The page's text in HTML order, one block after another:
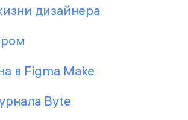
дизайнера
в Figma Make
Byte